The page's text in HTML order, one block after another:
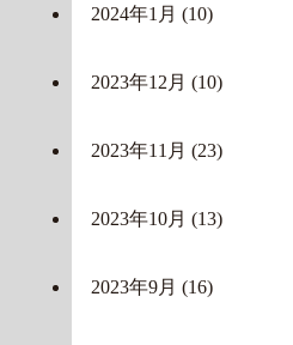
2024年1月 (10)
2023年12月 (10)
2023年11月 (23)
2023年10月 (13)
2023年9月 (16)